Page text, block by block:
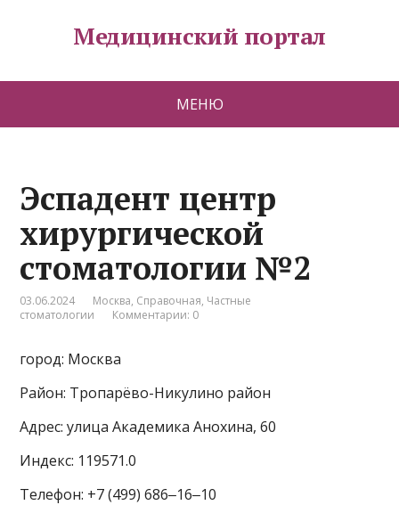
Медицинский портал
МЕНЮ
Эспадент центр
хирургической
стоматологии №2
03.06.2024 Москва, Справочная, Частные
стоматологии
Комментарии: 0
город: Москва
Район: Тропарёво-Никулино район
Адрес: улица Академика Анохина, 60
Индекс: 119571.0
Телефон: +7 (499) 686‒16‒10